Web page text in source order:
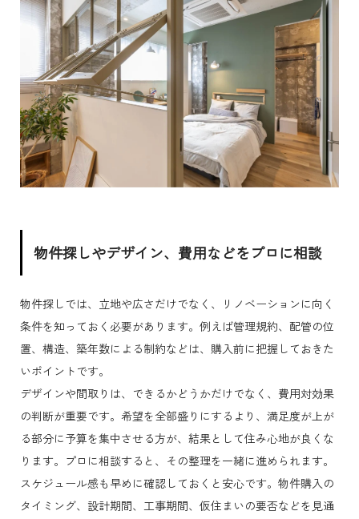
物件探しやデザイン、費用などをプロに相談
物件探しでは、立地や広さだけでなく、リノベーションに向く
条件を知っておく必要があります。例えば管理規約、配管の位
置、構造、築年数による制約などは、購入前に把握しておきた
いポイントです。
デザインや間取りは、できるかどうかだけでなく、費用対効果
の判断が重要です。希望を全部盛りにするより、満足度が上が
る部分に予算を集中させる方が、結果として住み心地が良くな
ります。プロに相談すると、その整理を一緒に進められます。
スケジュール感も早めに確認しておくと安心です。物件購入の
タイミング、設計期間、工事期間、仮住まいの要否などを見通